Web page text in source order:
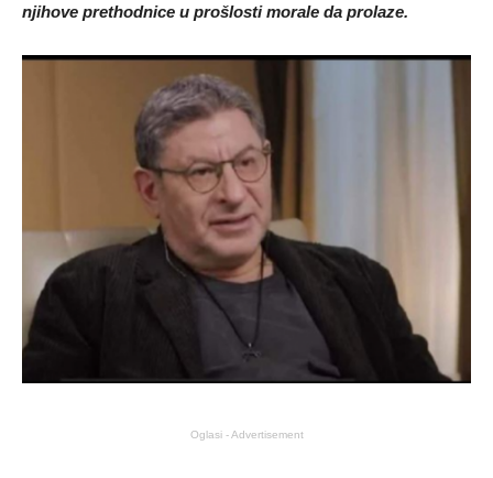
njihove prethodnice u prošlosti morale da prolaze.
Oglasi - Advertisement